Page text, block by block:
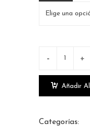
Añadir
Categorías: